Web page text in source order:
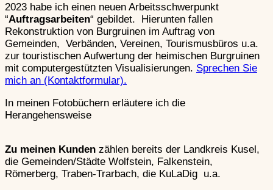
Weinstraße
Ramburg
Weinstraße
Schlössel
Weinstraße
2023 habe ich einen neuen Arbeitsschwerpunkt
“Auftragsarbeiten“ gebildet. Hierunten fallen
Rekonstruktion von Burgruinen im Auftrag von
Gemeinden, Verbänden, Vereinen, Tourismusbüros u.a.
zur touristischen Aufwertung der heimischen Burgruinen
mit computergestützten Visualisierungen. Sprechen Sie
mich an (Kontaktformular).
In meinen Fotobüchern erläutere ich die
Herangehensweise
Zu meinen Kunden zählen bereits der Landkreis Kusel,
die Gemeinden/Städte Wolfstein, Falkenstein,
Römerberg, Traben-Trarbach, die KuLaDig u.a.